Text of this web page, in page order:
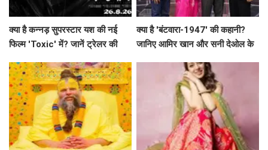
क्या है कन्नड़ सुपरस्टार यश की नई
फिल्म 'Toxic' में? जानें ट्रेलर की
क्या है 'बंटवारा-1947' की कहानी?
जानिए आमिर खान और सनी देओल के